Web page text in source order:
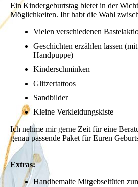
Ein Kindergeburtstag bietet in der
Möglichkeiten. Ihr habt die Wahl
Vielen verschiedenen
Geschichten erzählen lassen
Handpuppe)
Kinderschminken
Glitzertattoos
Sandbilder
Kleine Verkleidungskiste
Ich nehme mir gerne Zeit für eine
genau passende Paket für Euren
Extras:
Handbemalte Mitgebseltüten